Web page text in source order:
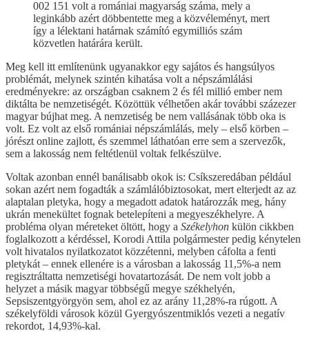
002 151 volt a romániai magyarság száma, mely a
leginkább azért döbbentette meg a közvéleményt, mert
így a lélektani határnak számító egymilliós szám
közvetlen határára került.
Meg kell itt említenünk ugyanakkor egy sajátos és hangsúlyos
problémát, melynek szintén kihatása volt a népszámlálási
eredményekre: az országban csaknem 2 és fél millió ember nem
diktálta be nemzetiségét. Közöttük vélhetően akár további százezer
magyar bújhat meg. A nemzetiség be nem vallásának több oka is
volt. Ez volt az első romániai népszámlálás, mely – első körben –
jórészt online zajlott, és szemmel láthatóan erre sem a szervezők,
sem a lakosság nem feltétlenül voltak felkészülve.
Voltak azonban ennél banálisabb okok is: Csíkszeredában például
sokan azért nem fogadták a számlálóbiztosokat, mert elterjedt az az
alaptalan pletyka, hogy a megadott adatok határozzák meg, hány
ukrán menekültet fognak betelepíteni a megyeszékhelyre. A
probléma olyan méreteket öltött, hogy a Székelyhon külön cikkben
foglalkozott a kérdéssel, Korodi Attila polgármester pedig kénytelen
volt hivatalos nyilatkozatot közzétenni, melyben cáfolta a fenti
pletykát – ennek ellenére is a városban a lakosság 11,5%-a nem
regisztráltatta nemzetiségi hovatartozását. De nem volt jobb a
helyzet a másik magyar többségű megye székhelyén,
Sepsiszentgyörgyön sem, ahol ez az arány 11,28%-ra rúgott. A
székelyföldi városok közül Gyergyószentmiklós vezeti a negatív
rekordot, 14,93%-kal.